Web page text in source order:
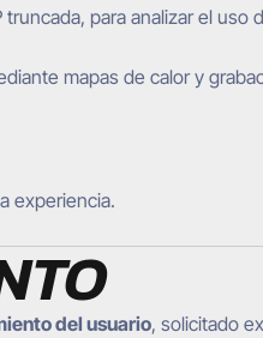
para analizar el uso
mapas de calor y
experiencia.
del usuario, solicitado